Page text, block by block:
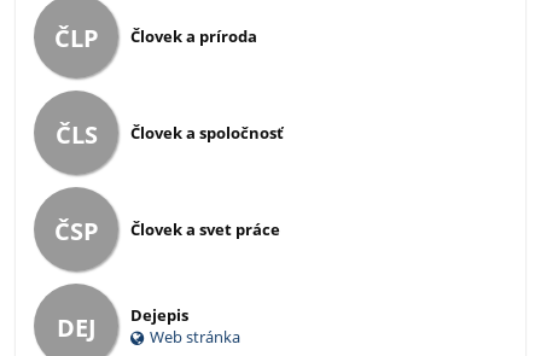
ČLP Človek a príroda
ČLS Človek a spoločnosť
ČSP Človek a svet práce
DEJ
Dejepis
Web stránka